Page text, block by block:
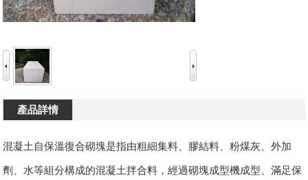
產品詳情
混凝土自保溫復合砌塊是指由粗細集料、膠結料、粉煤灰、外加
劑、水等組分構成的混凝土拌合料，經過砌塊成型機成型、滿足保